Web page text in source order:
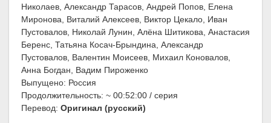
Николаев, Александр Тарасов, Андрей Попов, Елена
Миронова, Виталий Алексеев, Виктор Цекало, Иван
Пустовалов, Николай Лунин, Алёна Шитикова, Анастасия
Беренс, Татьяна Косач-Брындина, Александр
Пустовалов, Валентин Моисеев, Михаил Коновалов,
Анна Богдан, Вадим Пироженко
Выпущено: Россия
Продолжительность: ~ 00:52:00 / серия
Перевод: Оригинал (русский)